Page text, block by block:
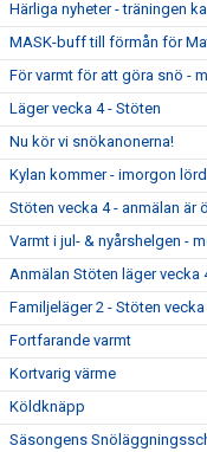
Härliga nyheter - träningen
MASK-buff till förmån för
För varmt för att göra snö -
Läger vecka 4 - Stöten
Nu kör vi snökanonerna!
Kylan kommer - imorgon
Stöten vecka 4 - anmälan är
Varmt i jul- & nyårshelgen -
Anmälan Stöten läger vecka
Familjeläger 2 - Stöten vecka
Fortfarande varmt
Kortvarig värme
Köldknäpp
Säsongens